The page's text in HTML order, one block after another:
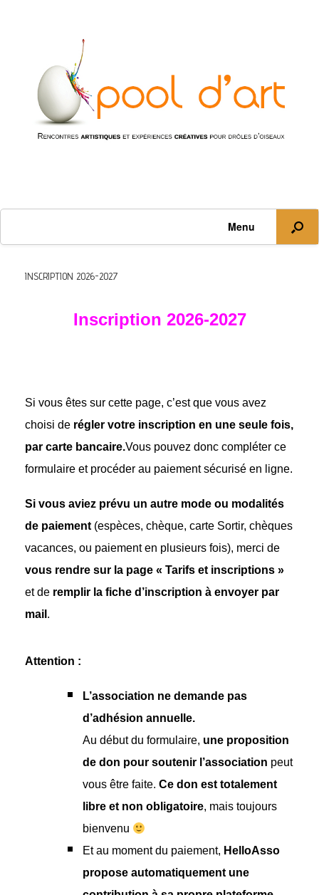
Menu
INSCRIPTION 2026-2027
Inscription 2026-2027
Si vous êtes sur cette page, c’est que vous avez
choisi de régler votre inscription en une seule fois,
par carte bancaire.Vous pouvez donc compléter ce
formulaire et procéder au paiement sécurisé en ligne.
Si vous aviez prévu un autre mode ou modalités
de paiement (espèces, chèque, carte Sortir, chèques
vacances, ou paiement en plusieurs fois), merci de
vous rendre sur la page « Tarifs et inscriptions »
et de remplir la fiche d’inscription à envoyer par
mail .
Attention :
L’association ne demande pas
d’adhésion annuelle.
Au début du formulaire, une proposition
de don pour soutenir l’association peut
vous être faite. Ce don est totalement
libre et non obligatoire, mais toujours
bienvenu
Et au moment du paiement, HelloAsso
propose automatiquement une